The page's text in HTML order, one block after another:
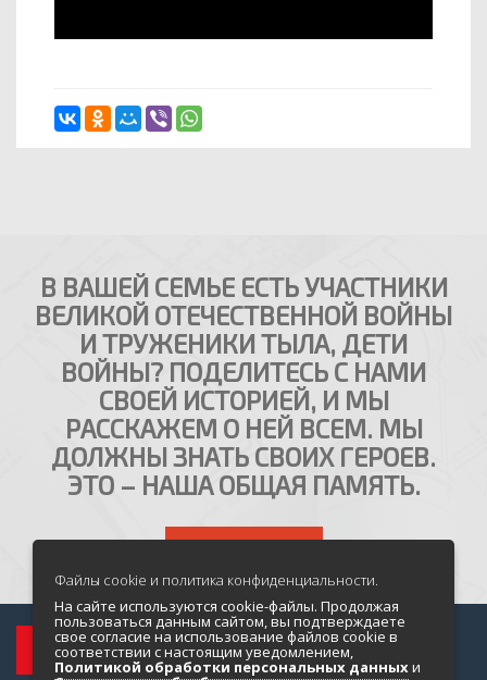
В ВАШЕЙ СЕМЬЕ ЕСТЬ УЧАСТНИКИ
ВЕЛИКОЙ ОТЕЧЕСТВЕННОЙ ВОЙНЫ
И ТРУЖЕНИКИ ТЫЛА, ДЕТИ
ВОЙНЫ? ПОДЕЛИТЕСЬ С НАМИ
СВОЕЙ ИСТОРИЕЙ, И МЫ
РАССКАЖЕМ О НЕЙ ВСЕМ. МЫ
ДОЛЖНЫ ЗНАТЬ СВОИХ ГЕРОЕВ.
ЭТО – НАША ОБЩАЯ ПАМЯТЬ.
Файлы cookie и политика конфиденциальности.
На сайте используются cookie-файлы. Продолжая
пользоваться данным сайтом, вы подтверждаете
свое согласие на использование файлов cookie в
соответствии с настоящим уведомлением,
Политикой обработки персональных данныхи